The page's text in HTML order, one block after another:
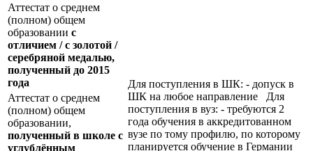
Аттестат о среднем
(полном) общем
образовании с
отличием / с золотой /
серебряной медалью,
полученный до 2015
года
Для поступления в ШК: - допуск в
ШК на любое направление Для
поступления в вуз: - требуются 2
года обучения в аккредитованном
вузе по тому профилю, по которому
планируется обучение в Германии
Аттестат о среднем
(полном) общем
образовании,
полученный в школе с
углублённым